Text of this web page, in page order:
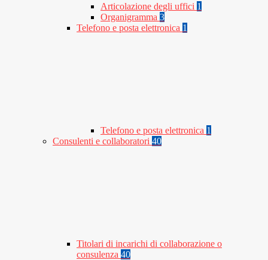
Articolazione degli uffici 1
Organigramma 3
Telefono e posta elettronica 1
Telefono e posta elettronica 1
Consulenti e collaboratori 40
Titolari di incarichi di collaborazione o
consulenza 40